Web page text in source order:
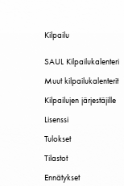
Kilpailu
SAUL Kilpailukalenteri
Muut kilpailukalenterit
Kilpailujen järjestäjille
Lisenssi
Tulokset
Tilastot
Ennätykset